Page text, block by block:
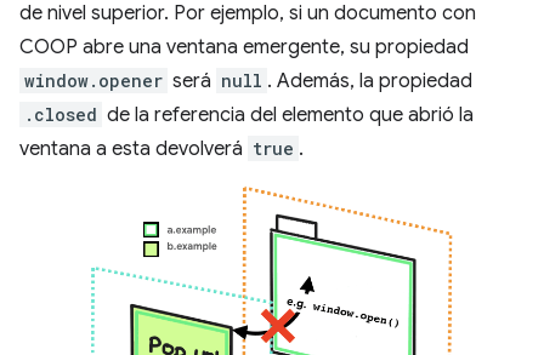
de nivel superior. Por ejemplo, si un documento con
COOP abre una ventana emergente, su propiedad
window.opener será null . Además, la propiedad
.closed de la referencia del elemento que abrió la
ventana a esta devolverá true .